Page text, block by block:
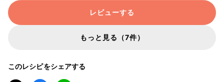
レビューする
もっと見る（7件）
このレシピをシェアする